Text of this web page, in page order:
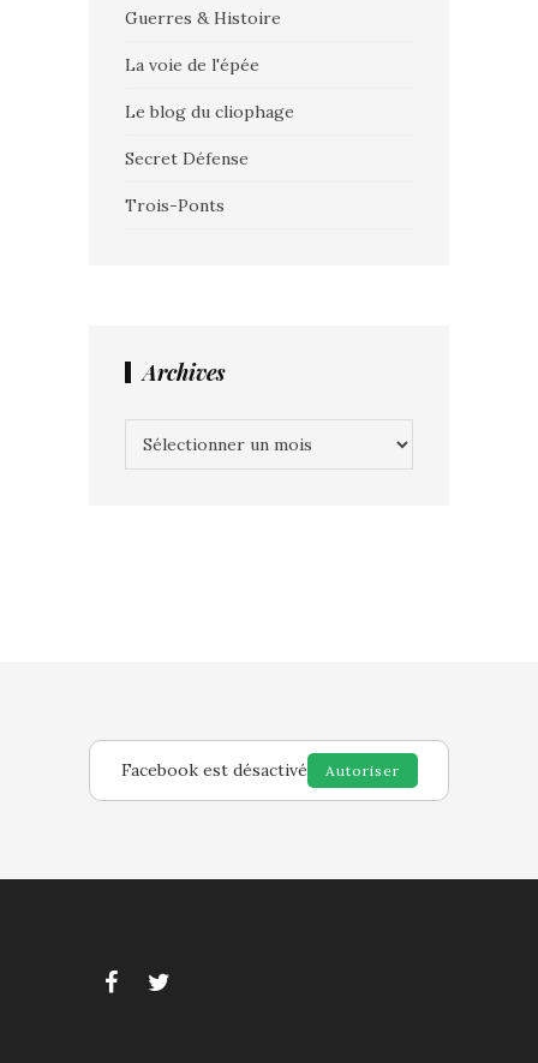
Guerres & Histoire
La voie de l'épée
Le blog du cliophage
Secret Défense
Trois-Ponts
Archives
Facebook est désactivé Autoriser